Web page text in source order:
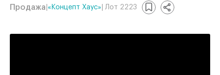
Продажа «Концепт Хаус» | Лот 2223